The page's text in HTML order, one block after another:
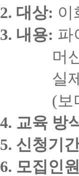
2. 대상: 이
3. 내용: 파
머신러
실제 모
(
4. 교육 방
5. 신청기
6. 모집인원